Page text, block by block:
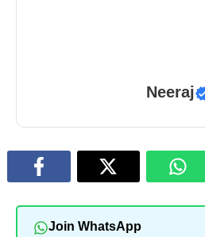
Neeraj
Join WhatsApp